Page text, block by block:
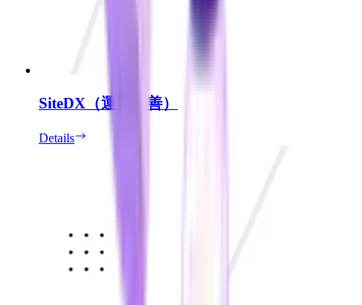
SiteDX（運用改善）
Details